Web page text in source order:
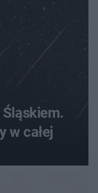
w całej